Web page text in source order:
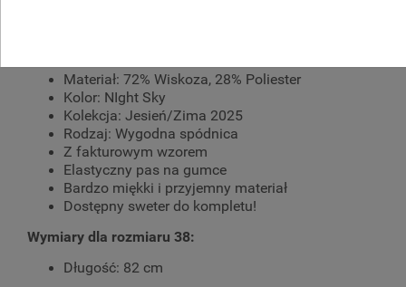
Materiał: 72% Wiskoza, 28% Poliester
Kolor: NIght Sky
Kolekcja: Jesień/Zima 2025
Rodzaj: Wygodna spódnica
Z fakturowym wzorem
Elastyczny pas na gumce
Bardzo miękki i przyjemny materiał
Dostępny sweter do kompletu!
Wymiary dla rozmiaru 38:
Długość: 82 cm